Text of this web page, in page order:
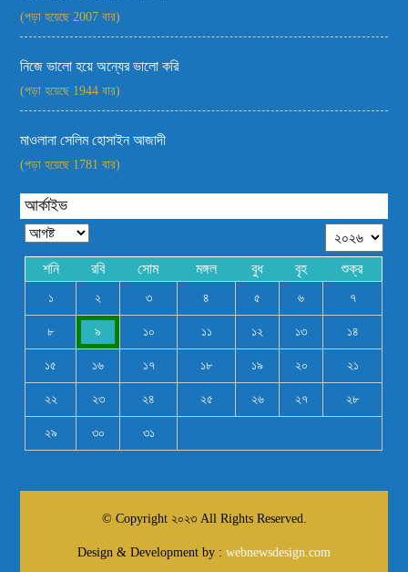
(পড়া হয়েছে 2007 বার)
নিজে ভালো হয়ে অন্যের ভালো করি
(পড়া হয়েছে 1944 বার)
মাওলানা সেলিম হোসাইন আজাদী
(পড়া হয়েছে 1781 বার)
আর্কাইভ
শনি রবি সোম মঙ্গল বুধ বৃহ শুক্র
১ ২ ৩ ৪ ৫ ৬ ৭
৮ ৯ ১০ ১১ ১২ ১৩ ১৪
১৫ ১৬ ১৭ ১৮ ১৯ ২০ ২১
২২ ২৩ ২৪ ২৫ ২৬ ২৭ ২৮
২৯ ৩০ ৩১
© Copyright ২০২৩ All Rights Reserved.
Design & Development by : webnewsdesign.com